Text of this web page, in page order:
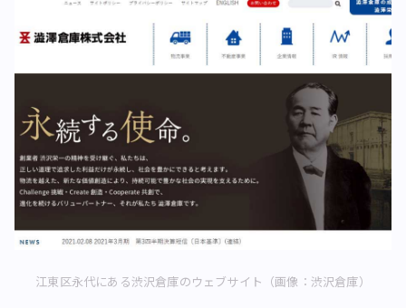
江東区永代にある渋沢倉庫のウェブサイト（画像：渋沢倉庫）